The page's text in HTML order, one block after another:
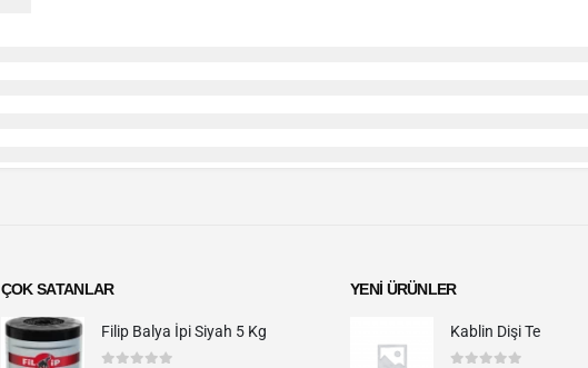
ÇOK SATANLAR
Filip Balya İpi Siyah 5 Kg
YENI ÜRÜNLER
Kablin Dişi Te